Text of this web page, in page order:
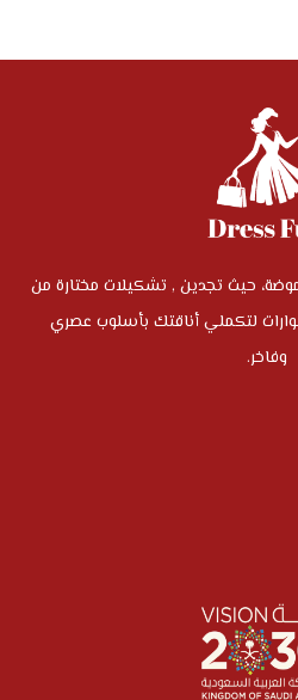
حيث تجدين , تشكيلات مختارة من
لتكملي أناقتك بأسلوب عصري
وفاخر.